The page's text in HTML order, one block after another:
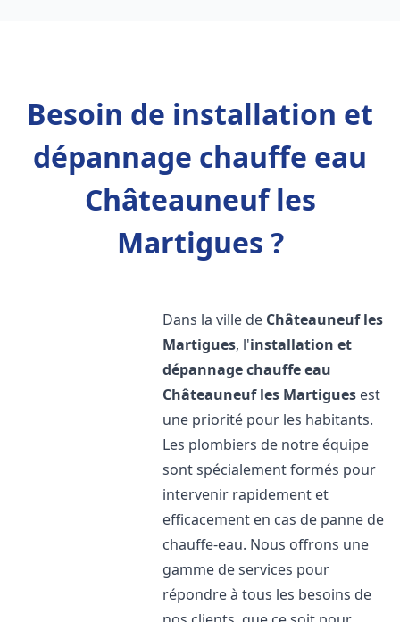
Besoin de installation et
dépannage chauffe eau
Châteauneuf les
Martigues ?
Dans la ville de Châteauneuf les
Martigues, l'installation et
dépannage chauffe eau
Châteauneuf les Martigues est
une priorité pour les habitants.
Les plombiers de notre équipe
sont spécialement formés pour
intervenir rapidement et
efficacement en cas de panne de
chauffe-eau. Nous offrons une
gamme de services pour
répondre à tous les besoins de